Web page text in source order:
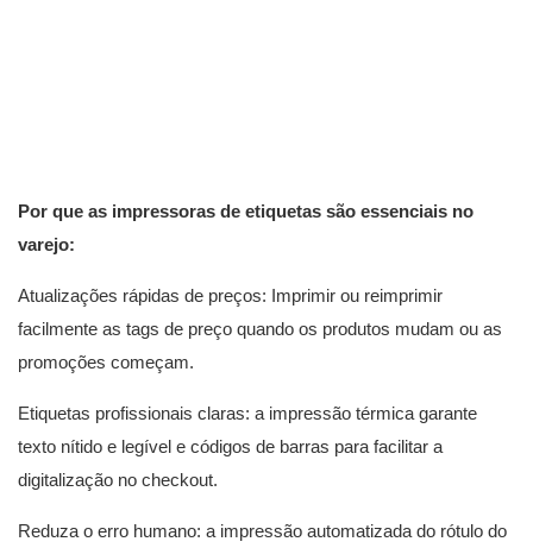
Por que as impressoras de etiquetas são essenciais no
varejo:
Atualizações rápidas de preços: Imprimir ou reimprimir
facilmente as tags de preço quando os produtos mudam ou as
promoções começam.
Etiquetas profissionais claras: a impressão térmica garante
texto nítido e legível e códigos de barras para facilitar a
digitalização no checkout.
Reduza o erro humano: a impressão automatizada do rótulo do